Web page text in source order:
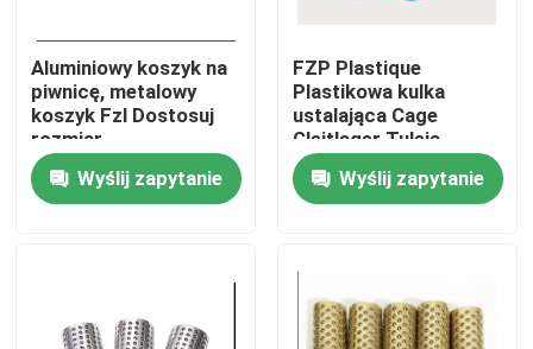
Dom
O nas
Aluminiowy koszyk na
piwnicę, metalowy
koszyk Fzl Dostosuj
rozmiar
Wyślij zapytanie
FZP Plastique
Plastikowa kulka
ustalająca Cage
Gleitlager Tuleja
mosiężna, 20 * 26 * 60
Wyślij zapytanie